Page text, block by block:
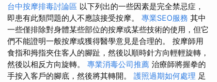
台中按摩排毒討論區 以下列出的一些因素是完全禁忌症，
即患有此類問題的人不應該接受按摩。 專業SEO服務 其中
一些僅排除對身體某些部位的按摩或某些技術的使用，但它
們不能證明一般按摩或獲得醫學意見是合理的。 按摩師用
食指和拇指夾住客人的腳趾，然後以順時針方向輕輕旋轉，
然後以相反方向旋轉。 專業消毒公司推薦 治療師將握拳的
手按入客戶的腳底，然後將其轉開。 護照過期如何處理 足